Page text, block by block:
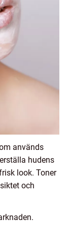
används
hudens
look. Toner
och